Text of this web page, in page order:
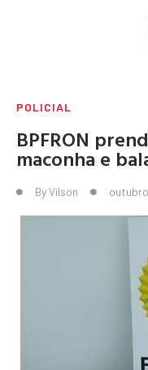
POLICIAL
BPFRON
maconha e
ByVilson